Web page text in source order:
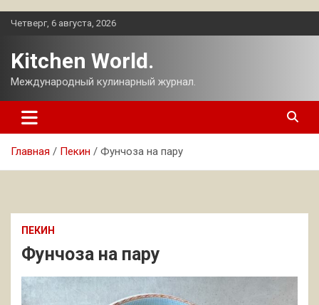
Перейти
Четверг, 6 августа, 2026
Kitchen World.
Международный кулинарный журнал.
Главная Пекин Фунчоза на пару
ПЕКИН
Фунчоза на пару